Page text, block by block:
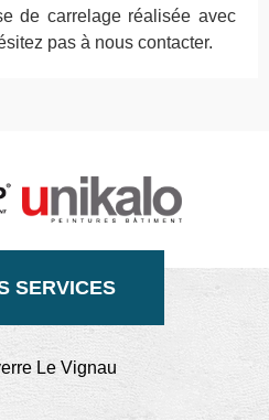
de carrelage réalisée avec
pas à nous contacter.
SERVICES
Le Vignau